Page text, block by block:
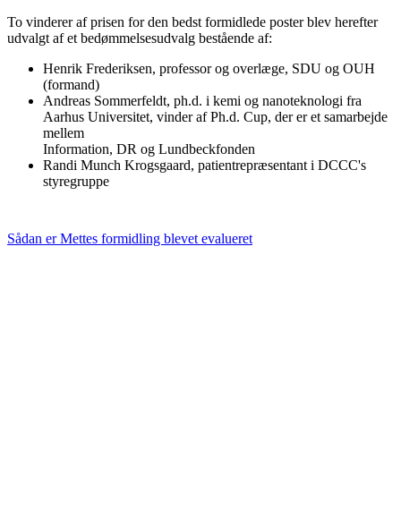
To vinderer af prisen for den bedst formidlede poster blev herefter
udvalgt af et bedømmelsesudvalg bestående af:
Henrik Frederiksen, professor og overlæge, SDU og OUH
(formand)
Andreas Sommerfeldt, ph.d. i kemi og nanoteknologi fra
Aarhus Universitet, vinder af Ph.d. Cup, der er et samarbejde
mellem
Information, DR og Lundbeckfonden
Randi Munch Krogsgaard, patientrepræsentant i DCCC's
styregruppe
Sådan er Mettes formidling blevet evalueret